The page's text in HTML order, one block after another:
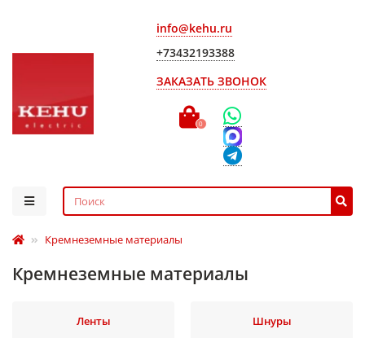
info@kehu.ru
+73432193388
ЗАКАЗАТЬ ЗВОНОК
0
Кремнеземные материалы
Кремнеземные материалы
Ленты Шнуры